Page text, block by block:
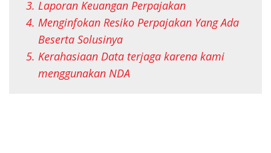
Laporan Keuangan Perpajakan
Menginfokan Resiko Perpajakan Yang Ada
Beserta Solusinya
Kerahasiaan Data terjaga karena kami
menggunakan NDA